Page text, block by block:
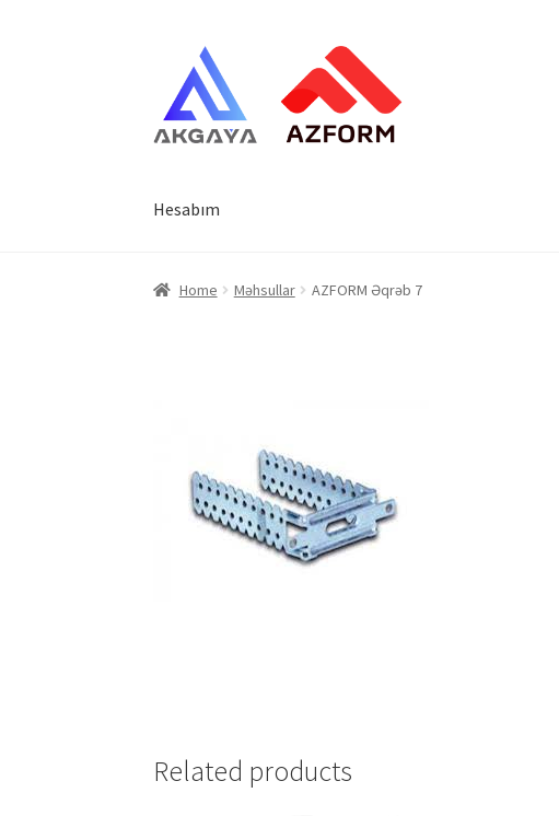
Naviqasiyaya
keçin
Məzmuna
keçin
Hesabım
Əsas səhifə Alış-verişə başla Haqqımızda
Home Məhsullar AZFORM Əqrəb 7
Related products